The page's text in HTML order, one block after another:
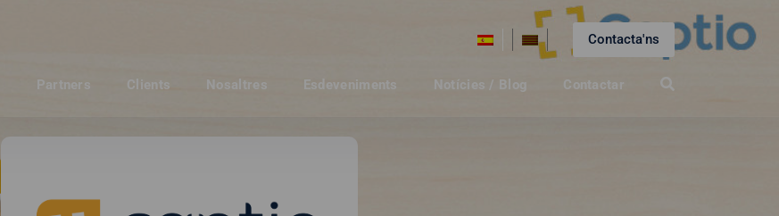
Contacta'ns
Partners Clients Nosaltres Esdeveniments Notícies / Blog Contactar